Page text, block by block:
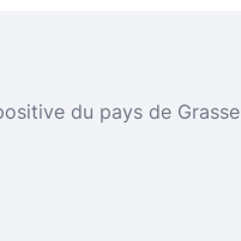
du pays de Grasse